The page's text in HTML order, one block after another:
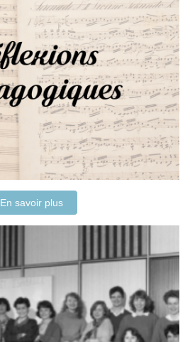
En savoir plus